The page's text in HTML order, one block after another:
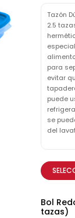
Tazón
2.5
para
evitar
puede
se
del
Bol
tazas)